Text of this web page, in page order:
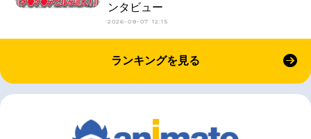
ンタビュー
2026-08-07 12:15
ランキングを見る